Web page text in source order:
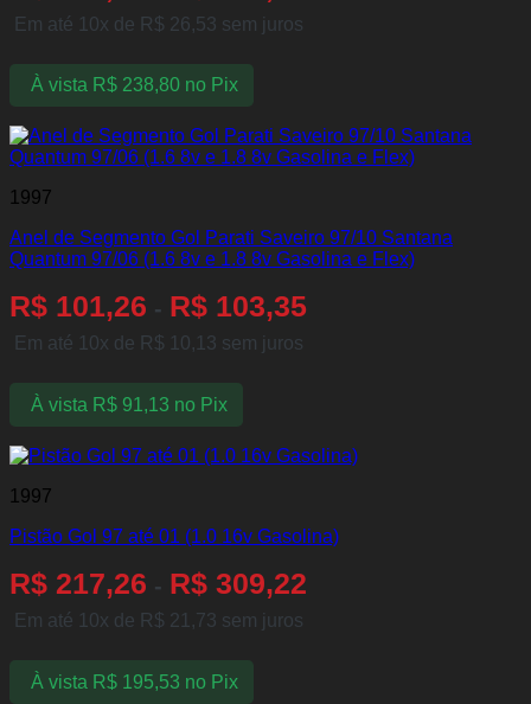
Em até 10x de R$ 26,53 sem juros
À vista R$238,80 no Pix
1997
Anel de Segmento Gol Parati Saveiro 97/10 Santana
Quantum 97/06 (1.6 8v e 1.8 8v Gasolina e Flex)
R$ 101,26 - R$ 103,35
Em até 10x de R$ 10,13 sem juros
À vista R$91,13 no Pix
1997
Pistão Gol 97 até 01 (1.0 16v Gasolina)
R$ 217,26 - R$ 309,22
Em até 10x de R$ 21,73 sem juros
À vista R$195,53 no Pix